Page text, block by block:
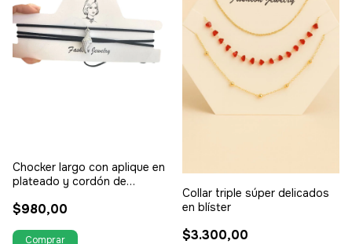
Chocker largo con aplique en
plateado y cordón de
$980,00
Collar triple súper delicados
en blíster
$3.300,00